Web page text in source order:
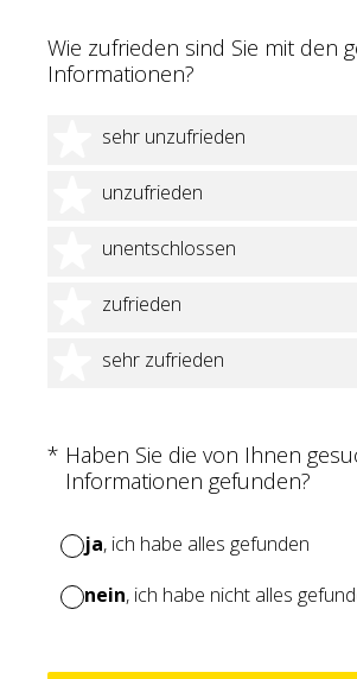
Wie zufrieden sind Sie mit den
Informationen?
sehr unzufrieden
1 Stern
unzufrieden
2 Sterne
unentschlossen
3 Sterne
zufrieden
4 Sterne
sehr zufrieden
5 Sterne
* Haben Sie die von Ihnen
Informationen gefunden?
(Erforderlich.)
ja, ich habe alles gefunden
nein, ich habe nicht alles